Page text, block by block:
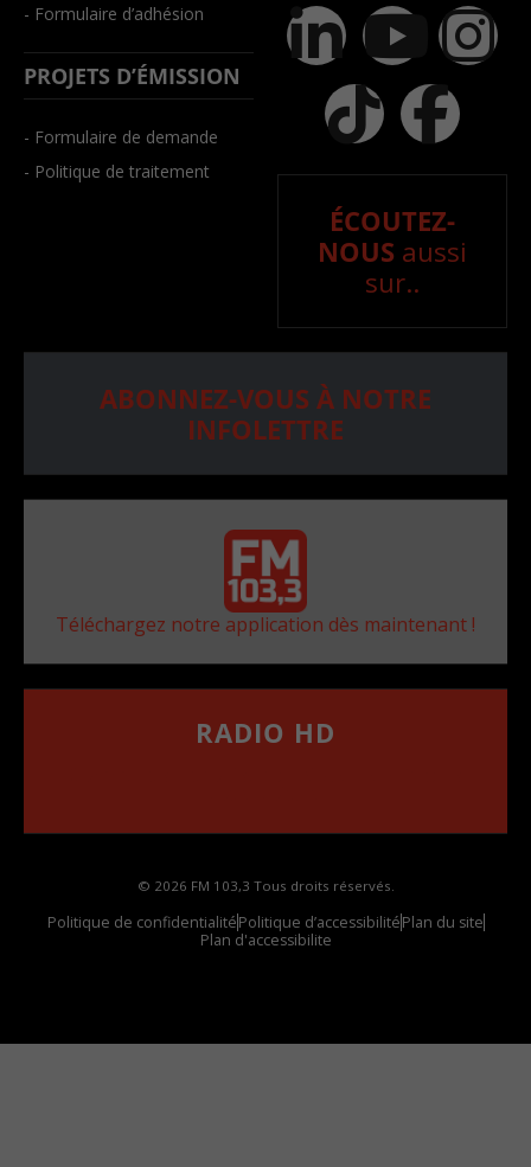
- Formulaire d’adhésion
PROJETS D’ÉMISSION
- Formulaire de demande
- Politique de traitement
ÉCOUTEZ-
NOUS aussi
sur..
ABONNEZ-VOUS À NOTRE
INFOLETTRE
Téléchargez notre application dès maintenant !
RADIO HD
© 2026 FM 103,3 Tous droits réservés.
Politique de confidentialitéPolitique d’accessibilitéPlan du site
Plan d'accessibilite